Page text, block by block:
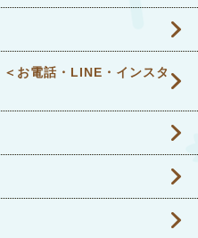
話・LINE・インスタ